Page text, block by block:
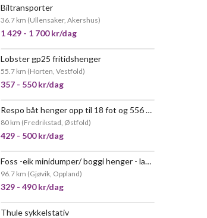
Biltransporter
36.7 km (Ullensaker, Akershus)
1 429 - 1 700 kr/dag
Lobster gp25 fritidshenger
55.7 km (Horten, Vestfold)
357 - 550 kr/dag
Respo båt henger opp til 18 fot og 556 kg
80 km (Fredrikstad, Østfold)
429 - 500 kr/dag
Foss -eik minidumper/ boggi henger - lastekapasitet 600kg m/hydraulisk lift
96.7 km (Gjøvik, Oppland)
329 - 490 kr/dag
Thule sykkelstativ